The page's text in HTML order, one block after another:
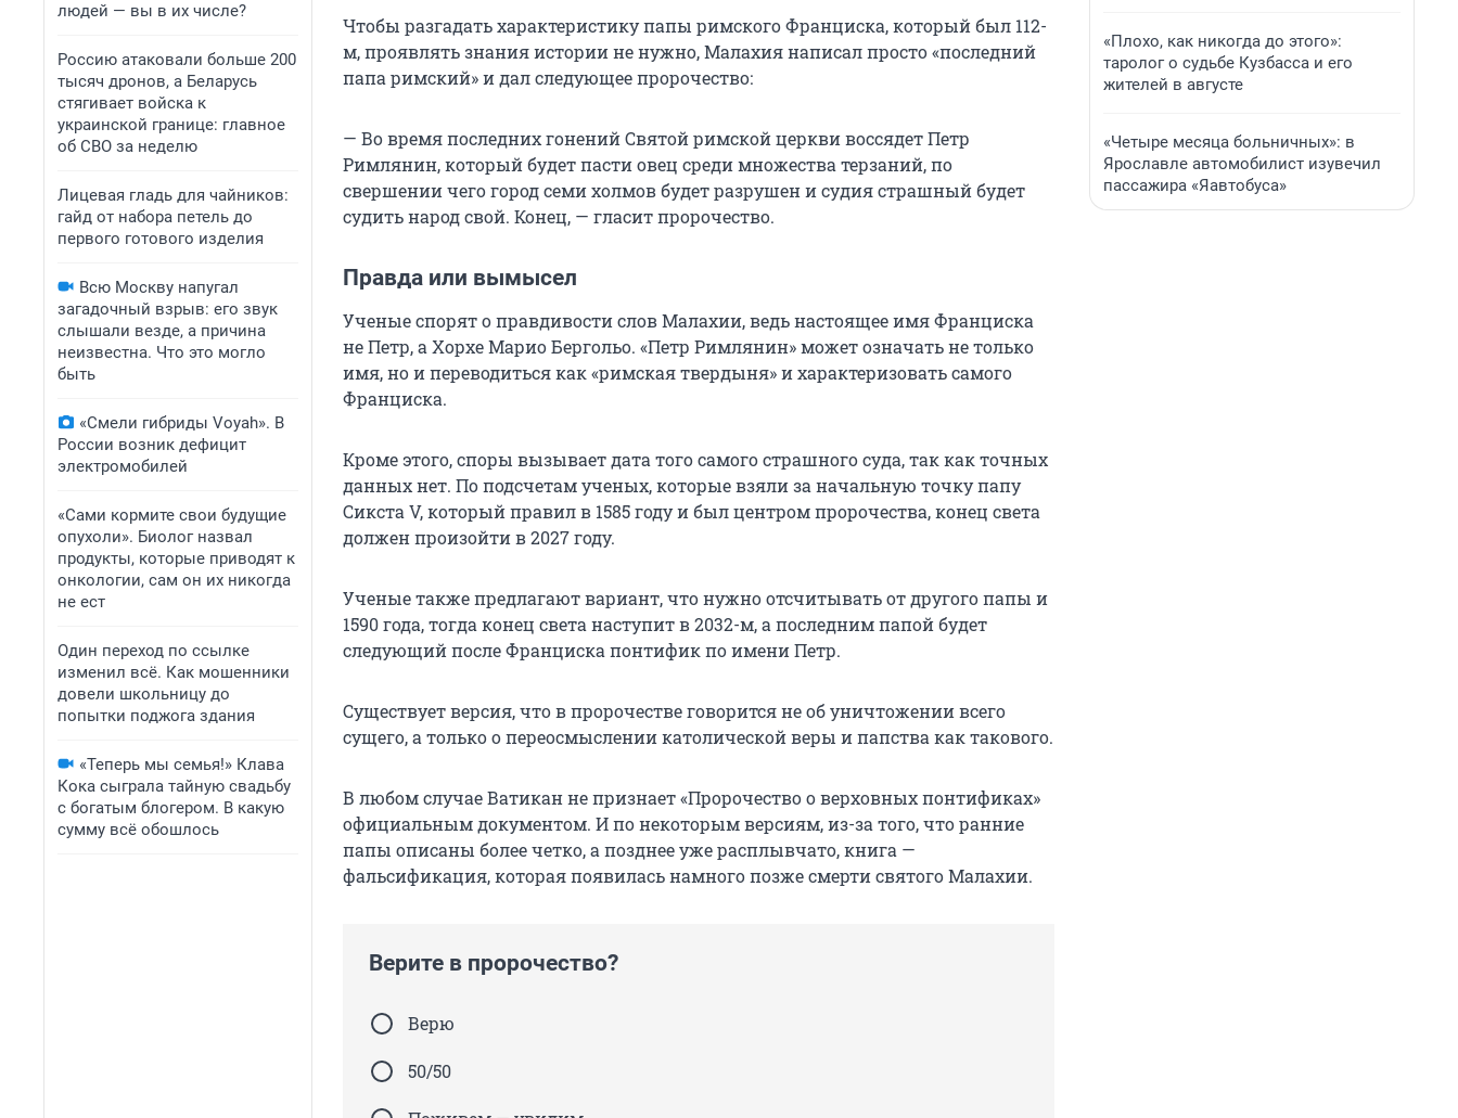
людей — вы в их числе?
Россию атаковали больше 200
тысяч дронов, а Беларусь
стягивает войска к
украинской границе: главное
об СВО за неделю
Лицевая гладь для чайников:
гайд от набора петель до
первого готового изделия
Всю Москву напугал
загадочный взрыв: его звук
слышали везде, а причина
неизвестна. Что это могло
быть
«Смели гибриды Voyah». В
России возник дефицит
электромобилей
«Сами кормите свои будущие
опухоли». Биолог назвал
продукты, которые приводят к
онкологии, сам он их никогда
не ест
Один переход по ссылке
изменил всё. Как мошенники
довели школьницу до
попытки поджога здания
«Теперь мы семья!» Клава
Кока сыграла тайную свадьбу
с богатым блогером. В какую
сумму всё обошлось
Чтобы разгадать характеристику папы римского Франциска, который был 112-
м, проявлять знания истории не нужно, Малахия написал просто «последний
папа римский» и дал следующее пророчество:
— Во время последних гонений Святой римской церкви воссядет Петр
Римлянин, который будет пасти овец среди множества терзаний, по
свершении чего город семи холмов будет разрушен и судия страшный будет
судить народ свой. Конец, — гласит пророчество.
Правда или вымысел
Ученые спорят о правдивости слов Малахии, ведь настоящее имя Франциска
не Петр, а Хорхе Марио Бергольо. «Петр Римлянин» может означать не только
имя, но и переводиться как «римская твердыня» и характеризовать самого
Франциска.
Кроме этого, споры вызывает дата того самого страшного суда, так как точных
данных нет. По подсчетам ученых, которые взяли за начальную точку папу
Сикста V, который правил в 1585 году и был центром пророчества, конец света
должен произойти в 2027 году.
Ученые также предлагают вариант, что нужно отсчитывать от другого папы и
1590 года, тогда конец света наступит в 2032-м, а последним папой будет
следующий после Франциска понтифик по имени Петр.
Существует версия, что в пророчестве говорится не об уничтожении всего
сущего, а только о переосмыслении католической веры и папства как такового.
В любом случае Ватикан не признает «Пророчество о верховных понтификах»
официальным документом. И по некоторым версиям, из-за того, что ранние
папы описаны более четко, а позднее уже расплывчато, книга —
фальсификация, которая появилась намного позже смерти святого Малахии.
Верите в пророчество?
Верю
50/50
«Плохо, как никогда до этого»:
таролог о судьбе Кузбасса и его
жителей в августе
«Четыре месяца больничных»: в
Ярославле автомобилист изувечил
пассажира «Яавтобуса»